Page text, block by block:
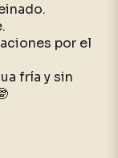
por el
fría y sin